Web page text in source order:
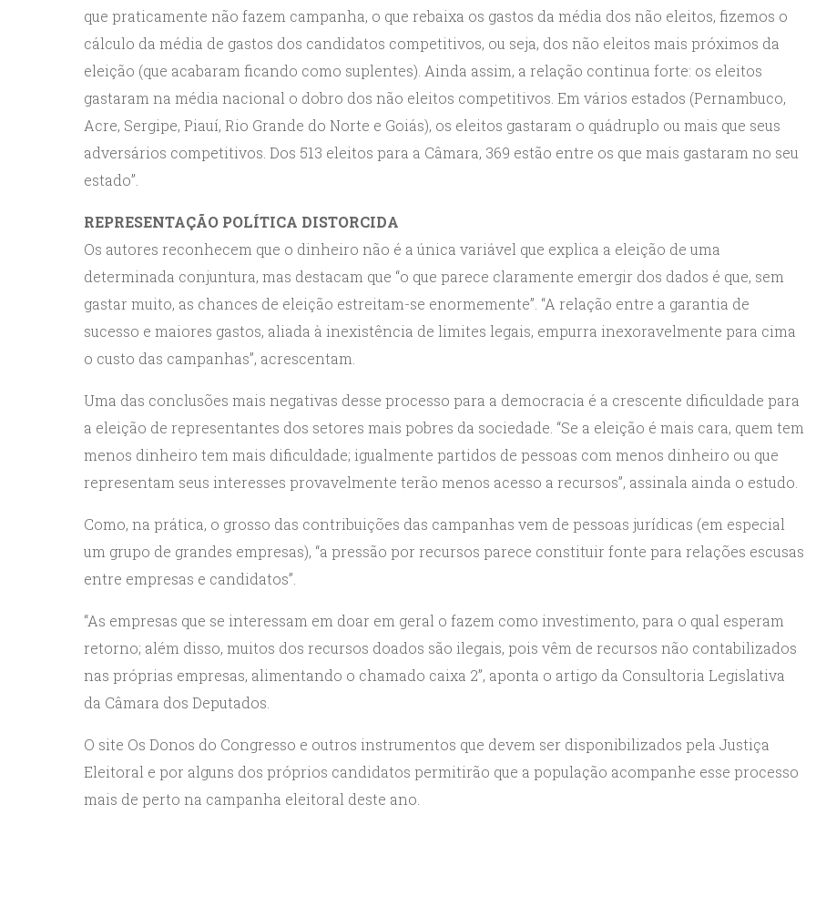
que praticamente não fazem campanha, o que rebaixa os gastos da média dos não eleitos, fizemos o
cálculo da média de gastos dos candidatos competitivos, ou seja, dos não eleitos mais próximos da
eleição (que acabaram ficando como suplentes). Ainda assim, a relação continua forte: os eleitos
gastaram na média nacional o dobro dos não eleitos competitivos. Em vários estados (Pernambuco,
Acre, Sergipe, Piauí, Rio Grande do Norte e Goiás), os eleitos gastaram o quádruplo ou mais que seus
adversários competitivos. Dos 513 eleitos para a Câmara, 369 estão entre os que mais gastaram no seu
estado”.
REPRESENTAÇÃO POLÍTICA DISTORCIDA
Os autores reconhecem que o dinheiro não é a única variável que explica a eleição de uma
determinada conjuntura, mas destacam que “o que parece claramente emergir dos dados é que, sem
gastar muito, as chances de eleição estreitam-se enormemente”. “A relação entre a garantia de
sucesso e maiores gastos, aliada à inexistência de limites legais, empurra inexoravelmente para cima
o custo das campanhas”, acrescentam.
Uma das conclusões mais negativas desse processo para a democracia é a crescente dificuldade para
a eleição de representantes dos setores mais pobres da sociedade. “Se a eleição é mais cara, quem tem
menos dinheiro tem mais dificuldade; igualmente partidos de pessoas com menos dinheiro ou que
representam seus interesses provavelmente terão menos acesso a recursos”, assinala ainda o estudo.
Como, na prática, o grosso das contribuições das campanhas vem de pessoas jurídicas (em especial
um grupo de grandes empresas), “a pressão por recursos parece constituir fonte para relações escusas
entre empresas e candidatos”.
“As empresas que se interessam em doar em geral o fazem como investimento, para o qual esperam
retorno; além disso, muitos dos recursos doados são ilegais, pois vêm de recursos não contabilizados
nas próprias empresas, alimentando o chamado caixa 2”, aponta o artigo da Consultoria Legislativa
da Câmara dos Deputados.
O site Os Donos do Congresso e outros instrumentos que devem ser disponibilizados pela Justiça
Eleitoral e por alguns dos próprios candidatos permitirão que a população acompanhe esse processo
mais de perto na campanha eleitoral deste ano.